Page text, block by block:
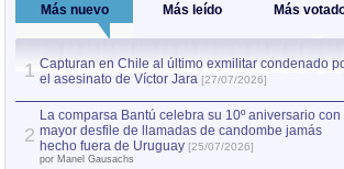
Más nuevo Más leído Más
1 Capturan en Chile al último exmilitar condenado
el asesinato de Víctor Jara [27/07/2026]
2
La comparsa Bantú celebra su 10º aniversario con
mayor desfile de llamadas de candombe jamás
hecho fuera de Uruguay [25/07/2026]
por Manel Gausachs